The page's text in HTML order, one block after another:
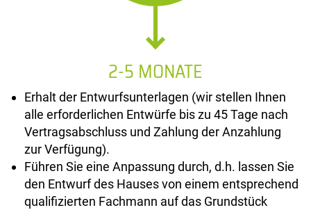
2-5 MONATE
Erhalt der Entwurfsunterlagen (wir stellen Ihnen
alle erforderlichen Entwürfe bis zu 45 Tage nach
Vertragsabschluss und Zahlung der Anzahlung
zur Verfügung).
Führen Sie eine Anpassung durch, d.h. lassen Sie
den Entwurf des Hauses von einem entsprechend
qualifizierten Fachmann auf das Grundstück